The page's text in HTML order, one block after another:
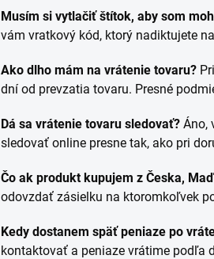
Musím si vytlačiť štítok, aby som
vám vratkový kód, ktorý nadiktujete
Ako dlho mám na vrátenie tovaru?
dní od prevzatia tovaru. Presné
Dá sa vrátenie tovaru sledovať? Áno,
sledovať online presne tak, ako pri
Čo ak produkt kupujem z Česka,
odovzdať zásielku na ktoromkoľvek
Kedy dostanem späť peniaze po
kontaktovať a peniaze vrátime podľa